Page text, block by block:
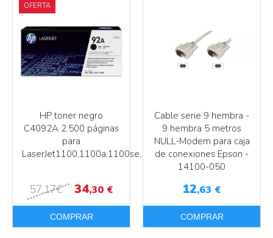
OFERTA
HP toner negro
C4092A 2.500 páginas
para
LaserJet1100,1100a,1100se,1100xi,3200,3200m,3200se
57,17€ 34,30 €
COMPRAR
Cable serie 9 hembra -
9 hembra 5 metros
NULL-Modem para caja
de conexiones Epson -
14100-050
12,63 €
COMPRAR